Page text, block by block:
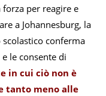
per reagire e
a Johannesburg, la
conferma
le consente di
in cui ciò non è
tanto meno alle